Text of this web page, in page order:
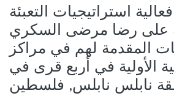
استراتيجيات التعبئة
على رضا مرضى السكري
المقدمة لهم في مراكز
الأولية في أربع قرى في
نابلس نابلس, فلسطين